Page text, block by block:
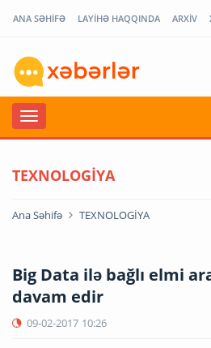
ANA SƏHİFƏ LAYİHƏ HAQQINDA ARXİV
TEXNOLOGİYA
Ana Səhifə TEXNOLOGİYA
Big Data ilə bağlı elmi
davam edir
09-02-2017 10:26